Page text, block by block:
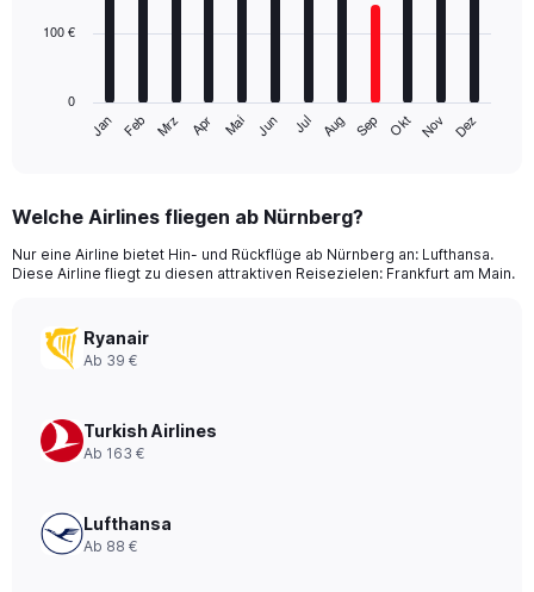
The
Range:
12
categories.
has
displaying
values.
to
300.
Jan Feb Mrz Apr Mai Jun Jul Aug Sep Okt Nov Dez
0
100 €
Welche Airlines fliegen ab Nürnberg?
Nur eine Airline bietet Hin- und Rückflüge ab Nürnberg an: Lufthansa.
Diese Airline fliegt zu diesen attraktiven Reisezielen: Frankfurt am Main.
Ryanair
Ab 39 €
Turkish Airlines
Ab 163 €
Lufthansa
Ab 88 €